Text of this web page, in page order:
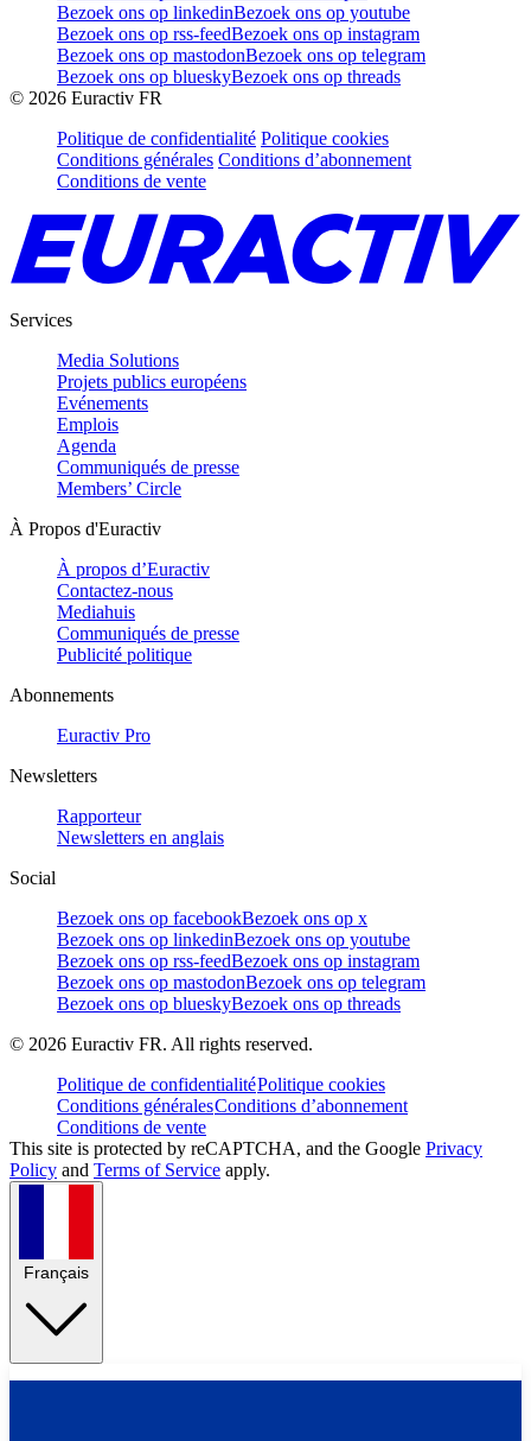
Bezoek ons op linkedinBezoek ons op youtube
Bezoek ons op rss-feedBezoek ons op instagram
Bezoek ons op mastodonBezoek ons op telegram
Bezoek ons op blueskyBezoek ons op threads
© 2026 Euractiv FR
Politique de confidentialité Politique cookies
Conditions générales Conditions d’abonnement
Conditions de vente
Services
Media Solutions
Projets publics européens
Evénements
Emplois
Agenda
Communiqués de presse
Members’ Circle
À Propos d'Euractiv
À propos d’Euractiv
Contactez-nous
Mediahuis
Communiqués de presse
Publicité politique
Abonnements
Euractiv Pro
Newsletters
Rapporteur
Newsletters en anglais
Social
Bezoek ons op facebookBezoek ons op x
Bezoek ons op linkedinBezoek ons op youtube
Bezoek ons op rss-feedBezoek ons op instagram
Bezoek ons op mastodonBezoek ons op telegram
Bezoek ons op blueskyBezoek ons op threads
© 2026 Euractiv FR. All rights reserved.
Politique de confidentialitéPolitique cookies
Conditions généralesConditions d’abonnement
Conditions de vente
This site is protected by reCAPTCHA, and the Google Privacy
Policy and Terms of Service apply.
Français